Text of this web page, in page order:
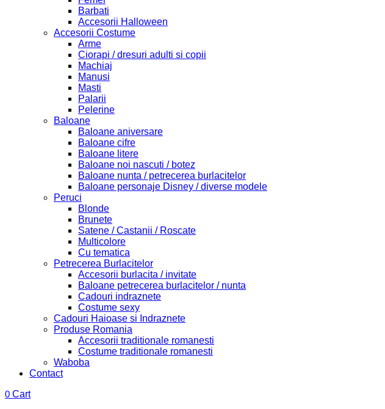
Barbati
Accesorii Halloween
Accesorii Costume
Arme
Ciorapi / dresuri adulti si copii
Machiaj
Manusi
Masti
Palarii
Pelerine
Baloane
Baloane aniversare
Baloane cifre
Baloane litere
Baloane noi nascuti / botez
Baloane nunta / petrecerea burlacitelor
Baloane personaje Disney / diverse modele
Peruci
Blonde
Brunete
Satene / Castanii / Roscate
Multicolore
Cu tematica
Petrecerea Burlacitelor
Accesorii burlacita / invitate
Baloane petrecerea burlacitelor / nunta
Cadouri indraznete
Costume sexy
Cadouri Haioase si Indraznete
Produse Romania
Accesorii traditionale romanesti
Costume traditionale romanesti
Waboba
Contact
0 Cart